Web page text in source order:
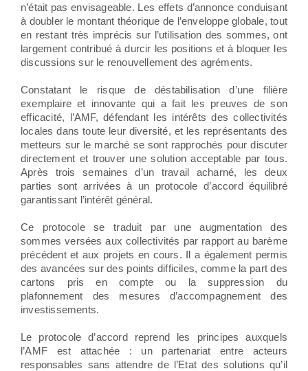
n’était pas envisageable. Les effets d’annonce conduisant
à doubler le montant théorique de l’enveloppe globale, tout
en restant très imprécis sur l’utilisation des sommes, ont
largement contribué à durcir les positions et à bloquer les
discussions sur le renouvellement des agréments.
Constatant le risque de déstabilisation d’une filière
exemplaire et innovante qui a fait les preuves de son
efficacité, l’AMF, défendant les intérêts des collectivités
locales dans toute leur diversité, et les représentants des
metteurs sur le marché se sont rapprochés pour discuter
directement et trouver une solution acceptable par tous.
Après trois semaines d’un travail acharné, les deux
parties sont arrivées à un protocole d’accord équilibré
garantissant l’intérêt général.
Ce protocole se traduit par une augmentation des
sommes versées aux collectivités par rapport au barème
précédent et aux projets en cours. Il a également permis
des avancées sur des points difficiles, comme la part des
cartons pris en compte ou la suppression du
plafonnement des mesures d’accompagnement des
investissements.
Le protocole d’accord reprend les principes auxquels
l’AMF est attachée : un partenariat entre acteurs
responsables sans attendre de l’Etat des solutions qu’il